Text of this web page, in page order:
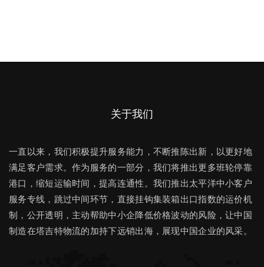
关于我们
一直以来，我们积极提升服务能力，不断推陈出新，以更好地
满足客户需求。作为服务的一部分，我们将推出更多班轮停靠
港口，缩短运输时间，提高连通性。我们推出太平洋中小客户
服务专线，跳过中间环节，直接挂钩集装箱出口指数的运价机
制，公开透明，主动帮助中小企降低价格波动的风险，让中国
制造在塔吉特物流的加持下远销出海，展现中国企业的风采。